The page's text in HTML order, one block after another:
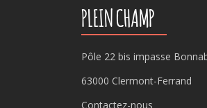
PLEIN CHAMP
Pôle 22 bis impasse
63000 Clermont-Ferrand
Contactez-nous